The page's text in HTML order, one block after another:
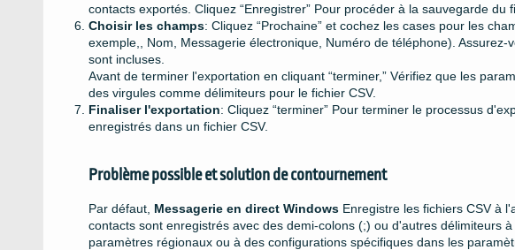
contacts exportés. Cliquez “Enregistrer” Pour procéder à la sauvegarde du
Choisir les champs: Cliquez “Prochaine” et cochez les cases pour les
exemple,, Nom, Messagerie électronique, Numéro de téléphone).
sont incluses.
Avant de terminer l'exportation en cliquant “terminer,” Vérifiez que les
des virgules comme délimiteurs pour le fichier CSV.
Finaliser l'exportation: Cliquez “terminer” Pour terminer le processus
enregistrés dans un fichier CSV.
Problème possible et solution de contournement
Par défaut, Messagerie en direct Windows Enregistre les fichiers CSV à
contacts sont enregistrés avec des demi-colons (;) ou d'autres délimiteurs
paramètres régionaux ou à des configurations spécifiques dans les